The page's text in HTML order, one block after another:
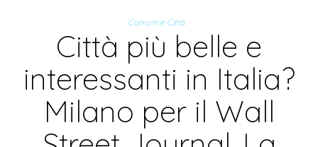
Comuni e Città
Città più belle e
interessanti in Italia?
Milano per il Wall